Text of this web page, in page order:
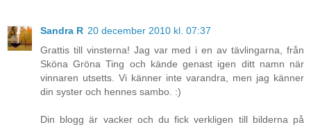
Sandra R 20 december 2010 kl. 07:37
Grattis till vinsterna! Jag var med i en av tävlingarna, från
Sköna Gröna Ting och kände genast igen ditt namn när
vinnaren utsetts. Vi känner inte varandra, men jag känner
din syster och hennes sambo. :)
Din blogg är vacker och du fick verkligen till bilderna på